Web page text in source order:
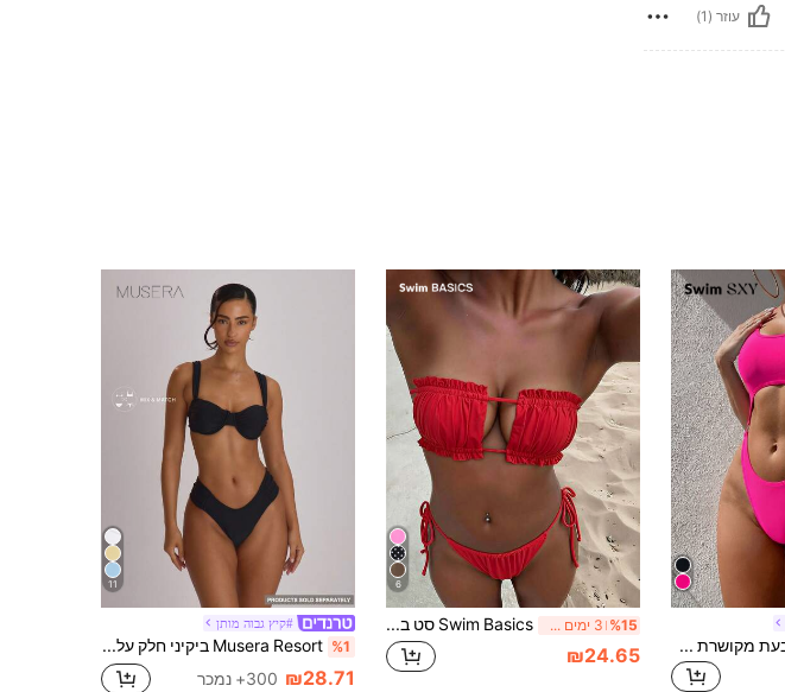
עוזר (1)
Swim SXY חיתוך טבעת מקושרת בגד ים שלם
6
%15 3 ימים אחרונים Swim Basics סט בגד ים ביקיני עם בנדו הפיך (גב חשוף עם קשירה), רגליים גבוהות וקשירה בצד
₪24.65
11
#קיץ גבוה מותן
%1 Musera Resort ביקיני חלק עליון עם תמיכה וקשירה, כתפיים עבות, חוף, חופשה, קיץ, טיולים, בגדי ים, בסיסיים, צבע אחיד, בגדי ים, ריזורט, ליבה
₪28.71 300+ נמכר